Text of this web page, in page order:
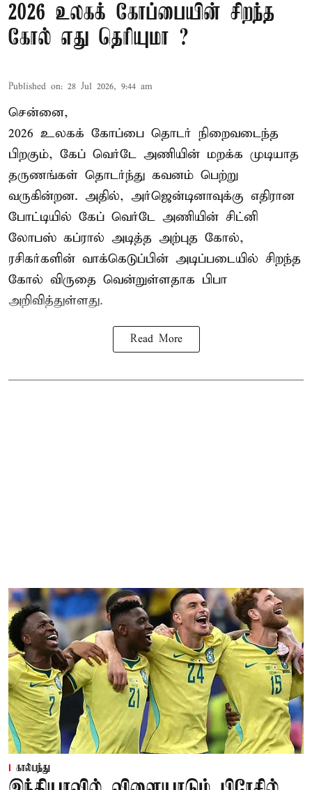
2026 உலகக் கோப்பையின் சிறந்த
கோல் எது தெரியுமா ?
Published on: 28 Jul 2026, 9:44 am
சென்னை,
2026 உலகக் கோப்பை தொடர் நிறைவடைந்த
பிறகும், கேப் வெர்டே அணியின் மறக்க முடியாத
தருணங்கள் தொடர்ந்து கவனம் பெற்று
வருகின்றன. அதில், அர்ஜென்டினாவுக்கு எதிரான
போட்டியில் கேப் வெர்டே அணியின் சிட்னி
லோபஸ் கப்ரால் அடித்த அற்புத கோல்,
ரசிகர்களின் வாக்கெடுப்பின் அடிப்படையில் சிறந்த
கோல் விருதை வென்றுள்ளதாக பிபா
அறிவித்துள்ளது.
Read More
கால்பந்து